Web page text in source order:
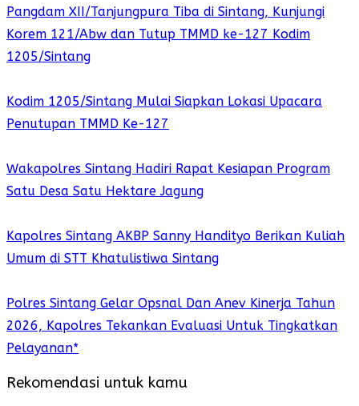
Pangdam XII/Tanjungpura Tiba di Sintang, Kunjungi
Korem 121/Abw dan Tutup TMMD ke-127 Kodim
1205/Sintang
Kodim 1205/Sintang Mulai Siapkan Lokasi Upacara
Penutupan TMMD Ke-127
Wakapolres Sintang Hadiri Rapat Kesiapan Program
Satu Desa Satu Hektare Jagung
Kapolres Sintang AKBP Sanny Handityo Berikan Kuliah
Umum di STT Khatulistiwa Sintang
Polres Sintang Gelar Opsnal Dan Anev Kinerja Tahun
2026, Kapolres Tekankan Evaluasi Untuk Tingkatkan
Pelayanan*
Rekomendasi untuk kamu